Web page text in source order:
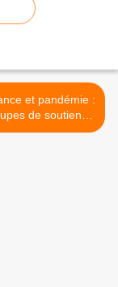
et pandémie :
de soutien
à se réunir en